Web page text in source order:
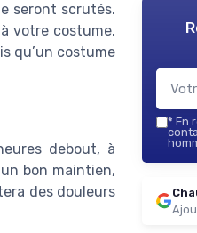
seront scrutés.
votre costume.
qu’un costume
debout, à
bon maintien,
des douleurs
* En